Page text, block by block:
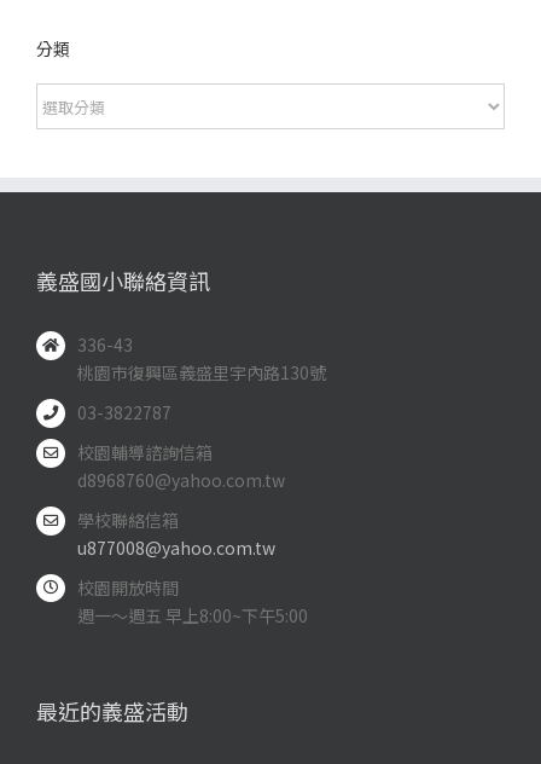
分類
分
類
義盛國小聯絡資訊
336-43
桃園市復興區義盛里宇內路130號
03-3822787
校園輔導諮詢信箱
d8968760@yahoo.com.tw
學校聯絡信箱
u877008@yahoo.com.tw
校園開放時間
週一～週五 早上8:00~下午5:00
最近的義盛活動